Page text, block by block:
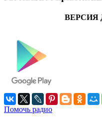
ВЕРСИЯ
Помочь радио